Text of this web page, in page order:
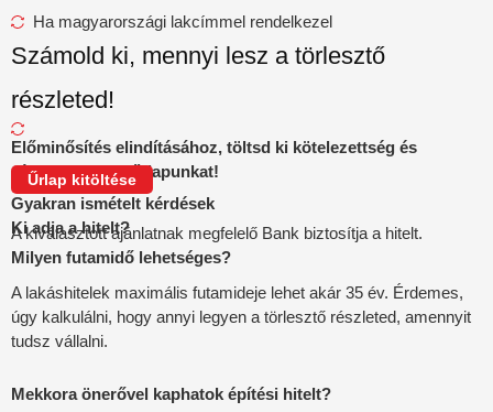
Ha magyarországi lakcímmel rendelkezel
Számold ki, mennyi lesz a törlesztő
részleted!
Előminősítés elindításához, töltsd ki kötelezettség és
díjmentesen az űrlapunkat!
Űrlap kitöltése
Gyakran ismételt kérdések
Ki adja a hitelt?
A kiválasztott ajánlatnak megfelelő Bank biztosítja a hitelt.
Milyen futamidő lehetséges?
A lakáshitelek maximális futamideje lehet akár 35 év. Érdemes,
úgy kalkulálni, hogy annyi legyen a törlesztő részleted, amennyit
tudsz vállalni.
Mekkora önerővel kaphatok építési hitelt?